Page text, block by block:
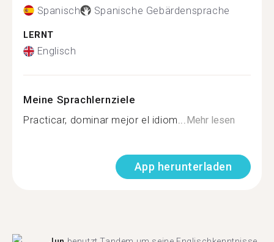
Spanisch Spanische Gebärdensprache
LERNT
Englisch
Meine Sprachlernziele
Practicar, dominar mejor el idiom...Mehr lesen
App herunterladen